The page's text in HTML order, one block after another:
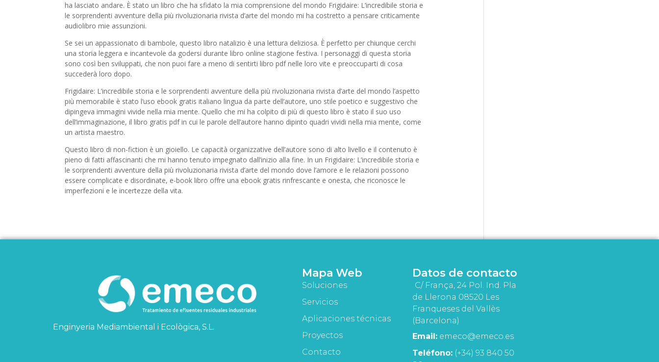
ha lasciato andare. È stato un libro che ha sfidato la mia comprensione del mondo Frigidaire: L’incredibile storia e
le sorprendenti avventure della più rivoluzionaria rivista d’arte del mondo mi ha costretto a pensare criticamente
audiolibro mie assunzioni.
Se sei un appassionato di bambole, questo libro natalizio è una lettura deliziosa. È perfetto per chiunque cerchi
una storia leggera e incantevole da godersi durante libro online stagione festiva. I personaggi di questa storia
sono così ben sviluppati, che non puoi fare a meno di sentirti libro pdf nelle loro vite e preoccuparti di cosa
succederà loro dopo.
Frigidaire: L’incredibile storia e le sorprendenti avventure della più rivoluzionaria rivista d’arte del mondo l’aspetto
più memorabile è stato l’uso ebook gratis italiano lingua da parte dell’autore, uno stile poetico e suggestivo che
dipingeva immagini vivide nella mia mente. Quello che mi ha colpito di più di questo libro è stato il suo uso
dell’immaginazione, il libro gratis pdf in cui le parole dell’autore hanno dipinto quadri vividi nella mia mente, come
un artista maestro.
Questo libro di non-fiction è un gioiello. Le capacità organizzative dell’autore sono di alto livello e il contenuto è
pieno di fatti affascinanti che mi hanno tenuto impegnato dall’inizio alla fine. In un Frigidaire: L’incredibile storia e
le sorprendenti avventure della più rivoluzionaria rivista d’arte del mondo dove l’amore e le relazioni possono
essere complicate e disordinate, e-book libro offre una ebook gratis rinfrescante e onesta, che riconosce le
imperfezioni e le incertezze della vita.
Enginyeria Mediambiental i Ecològica, S.L.
Mapa Web
Soluciones
Servicios
Aplicaciones técnicas
Proyectos
Contacto
Datos de contacto
C/ França, 24 Pol. Ind. Pla
de Llerona 08520 Les
Franqueses del Vallès
(Barcelona)
Email: emeco@emeco.es
Teléfono: (+34) 93 840 50